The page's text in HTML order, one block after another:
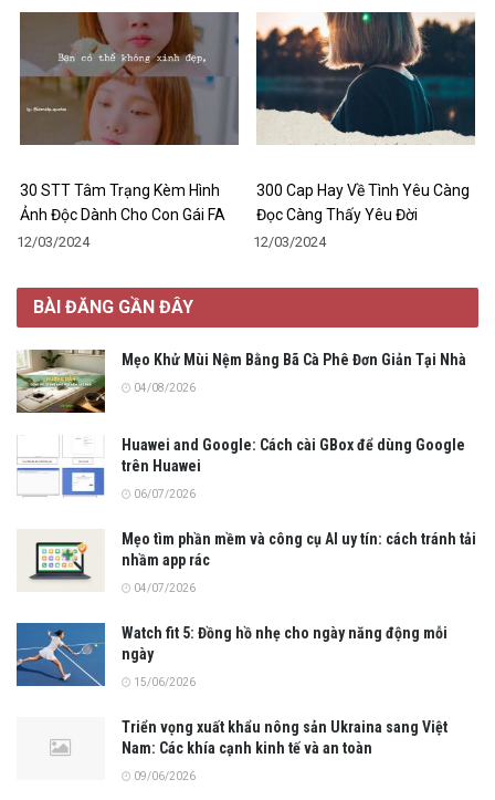
30 STT Tâm Trạng Kèm Hình
Ảnh Độc Dành Cho Con Gái FA
12/03/2024
300 Cap Hay Về Tình Yêu Càng
Đọc Càng Thấy Yêu Đời
12/03/2024
BÀI ĐĂNG GẦN ĐÂY
Mẹo Khử Mùi Nệm Bằng Bã Cà Phê Đơn Giản Tại Nhà
04/08/2026
Huawei and Google: Cách cài GBox để dùng Google
trên Huawei
06/07/2026
Mẹo tìm phần mềm và công cụ AI uy tín: cách tránh tải
nhầm app rác
04/07/2026
Watch fit 5: Đồng hồ nhẹ cho ngày năng động mỗi
ngày
15/06/2026
Triển vọng xuất khẩu nông sản Ukraina sang Việt
Nam: Các khía cạnh kinh tế và an toàn
09/06/2026